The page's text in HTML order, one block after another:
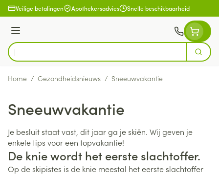
Ga naar de inhoud
Veilige betalingen Apothekersadvies Snelle beschikbaarheid
Menu
Product, merk, categorie...
Zoek
Home / Gezondheidsnieuws / Sneeuwvakantie
Sneeuwvakantie
Je besluit staat vast, dit jaar ga je skiën. Wij geven je
enkele tips voor een topvakantie!
De knie wordt het eerste slachtoffer.
Op de skipistes is de knie meestal het eerste slachtoffer